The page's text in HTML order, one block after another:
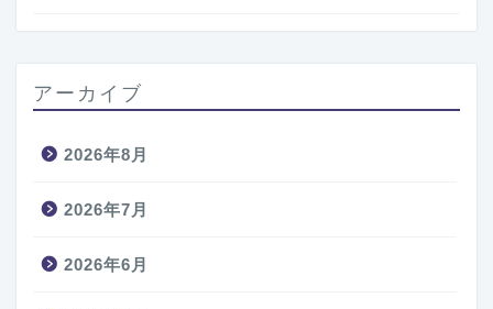
アーカイブ
2026年8月
2026年7月
2026年6月